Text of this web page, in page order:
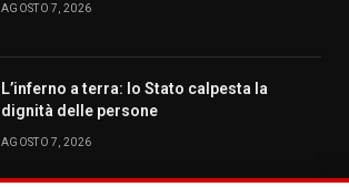
AGOSTO 7, 2026
L’inferno a terra: lo Stato calpesta la
dignità delle persone
AGOSTO 7, 2026